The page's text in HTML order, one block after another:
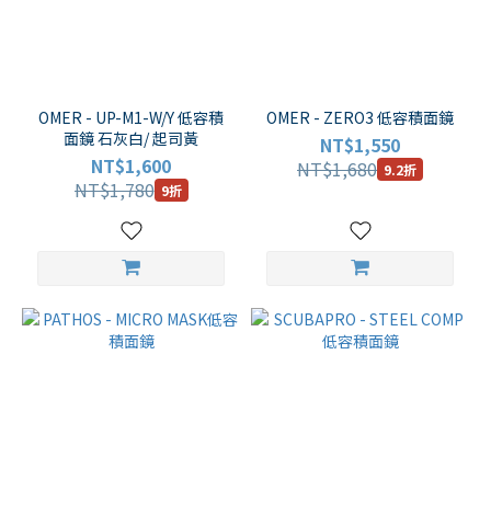
OMER - UP-M1-W/Y 低容積
面鏡 石灰白/ 起司黃
NT$1,600
NT$1,780 9折
OMER - ZERO3 低容積面鏡
NT$1,550
NT$1,680 9.2折